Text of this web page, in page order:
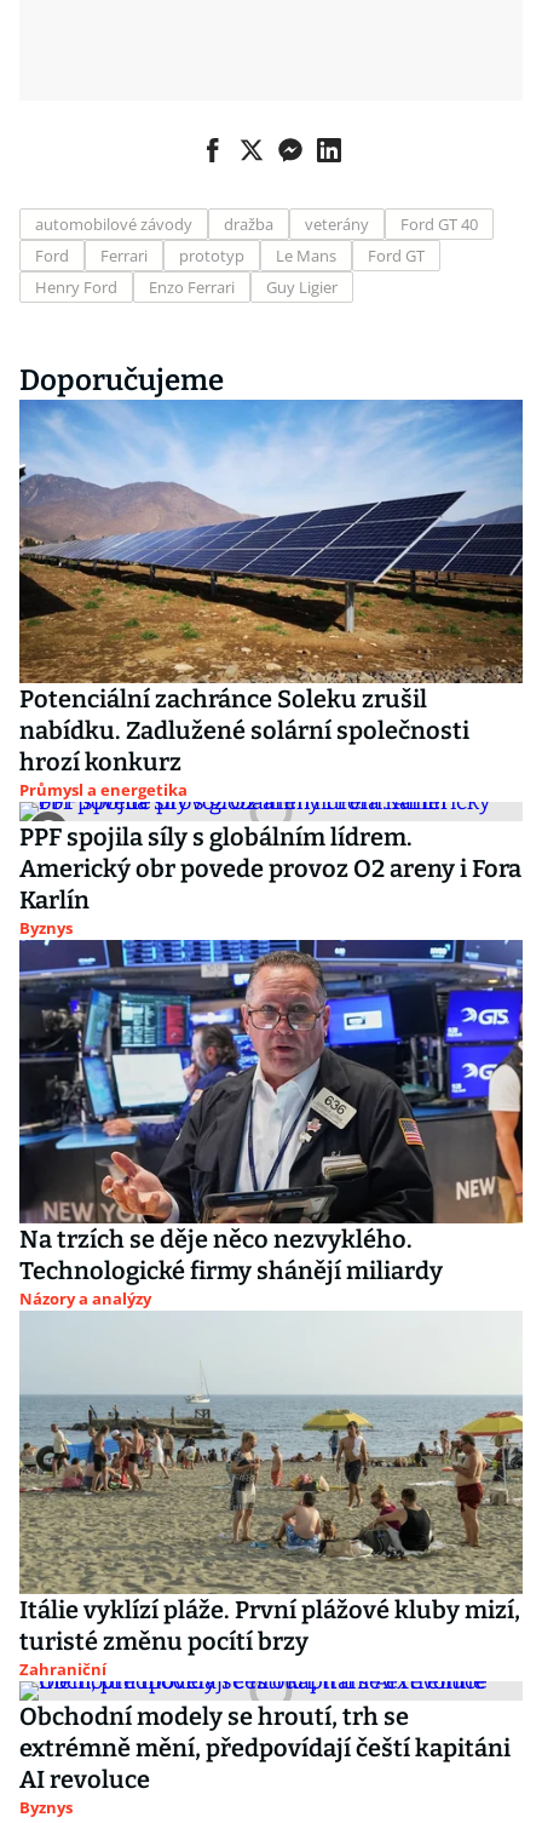
automobilové závody dražba veterány
Ford GT 40
Ford
Ferrari prototyp Le Mans
Ford GT
Henry Ford
Enzo Ferrari Guy Ligier
Doporučujeme
Potenciální zachránce Soleku zrušil
nabídku. Zadlužené solární společnosti
hrozí konkurz
Průmysl a energetika
PPF spojila síly s globálním lídrem.
Americký obr povede provoz O2 areny i Fora
Karlín
Byznys
Na trzích se děje něco nezvyklého.
Technologické firmy shánějí miliardy
Názory a analýzy
Itálie vyklízí pláže. První plážové kluby mizí,
turisté změnu pocítí brzy
Zahraniční
Obchodní modely se hroutí, trh se
extrémně mění, předpovídají čeští kapitáni
AI revoluce
Byznys